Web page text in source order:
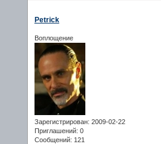
Petrick
Воплощение
Зарегистрирован: 2009-02-22
Приглашений: 0
Сообщений: 121